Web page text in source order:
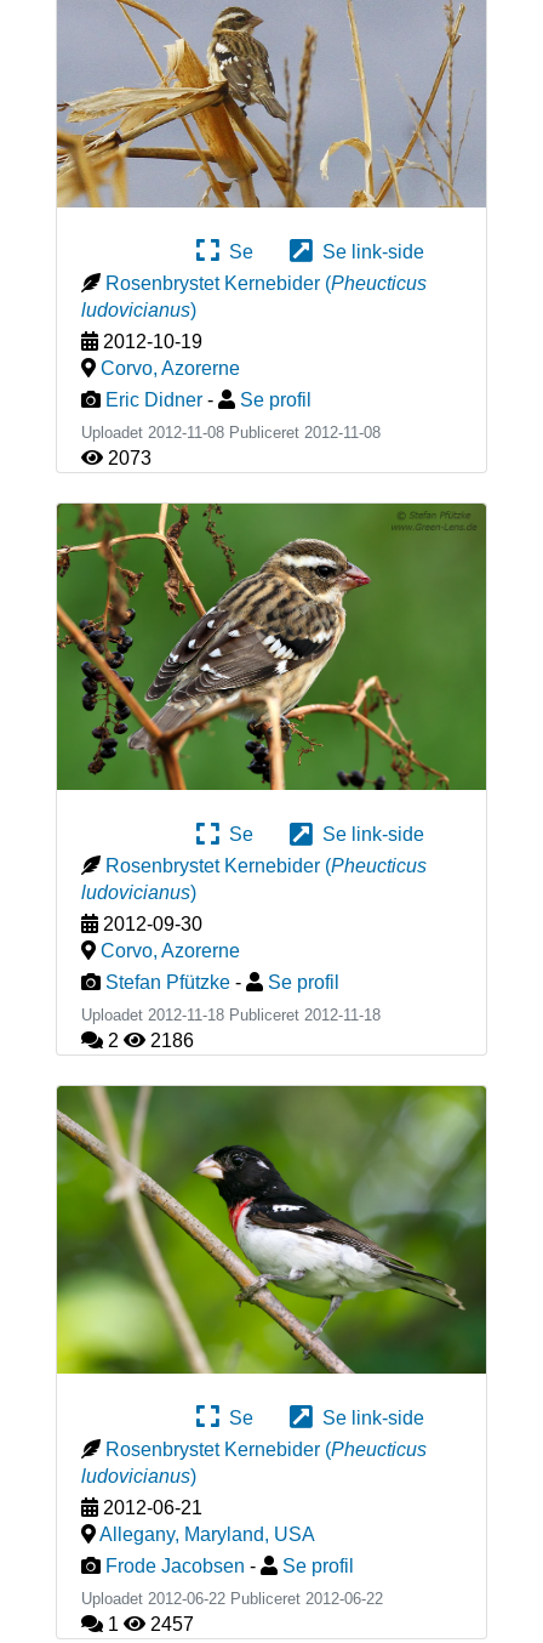
Se
Se link-side
Rosenbrystet Kernebider (Pheucticus
ludovicianus)
2012-10-19
Corvo, Azorerne
Eric Didner - Se profil
Uploadet 2012-11-08 Publiceret 2012-11-08
2073
Se
Se link-side
Rosenbrystet Kernebider (Pheucticus
ludovicianus)
2012-09-30
Corvo, Azorerne
Stefan Pfützke - Se profil
Uploadet 2012-11-18 Publiceret 2012-11-18
2 2186
Se
Se link-side
Rosenbrystet Kernebider (Pheucticus
ludovicianus)
2012-06-21
Allegany, Maryland, USA
Frode Jacobsen - Se profil
Uploadet 2012-06-22 Publiceret 2012-06-22
1 2457